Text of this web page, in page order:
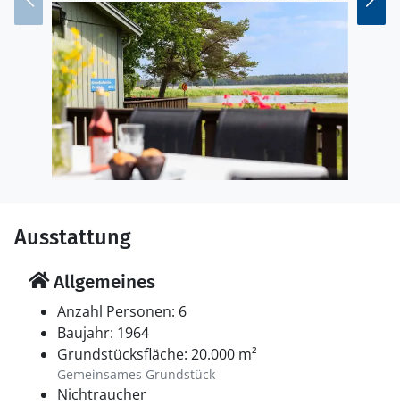
Trollwald.
Ausstattung
Allgemeines
Anzahl Personen: 6
Baujahr: 1964
Grundstücksfläche: 20.000 m²
Gemeinsames Grundstück
Nichtraucher